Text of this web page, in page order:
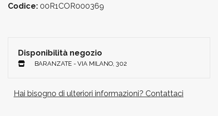
Codice: 00R1COR000369
Disponibilità negozio
BARANZATE - VIA MILANO, 302
Hai bisogno di ulteriori informazioni? Contattaci